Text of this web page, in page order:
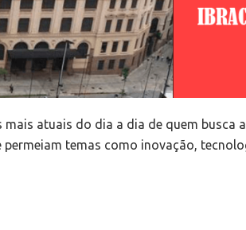
atuais do dia a dia de quem busca
temas como inovação,